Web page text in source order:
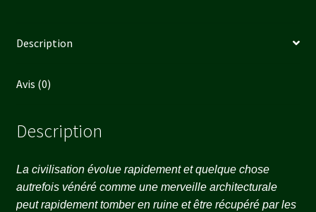
Description
Avis (0)
Description
La civilisation évolue rapidement et quelque chose
autrefois vénéré comme une merveille architecturale
peut rapidement tomber en ruine et être récupéré par les